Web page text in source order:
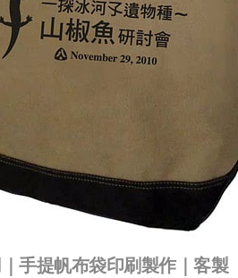
手提帆布袋印刷製作｜客製